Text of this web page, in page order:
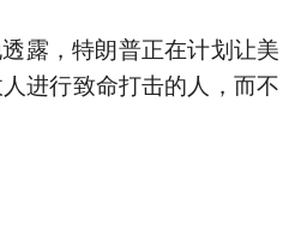
露，特朗普正在计划让美
进行致命打击的人，而不